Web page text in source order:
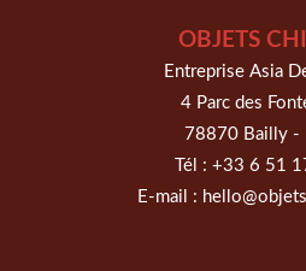
OBJETS
Entreprise Asia
4 Parc des
78870 Bailly -
Tél : +33 6 51
E-mail :